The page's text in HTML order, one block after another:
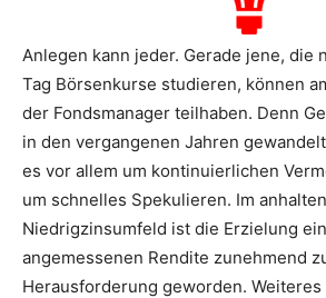
Anlegen kann jeder. Gerade jene, die
Tag Börsenkurse studieren, können
der Fondsmanager teilhaben. Denn
in den vergangenen Jahren
es vor allem um kontinuierlichen
um schnelles Spekulieren. Im
Niedrigzinsumfeld ist die Erzielung
angemessenen Rendite zunehmend
Herausforderung geworden. Weiteres